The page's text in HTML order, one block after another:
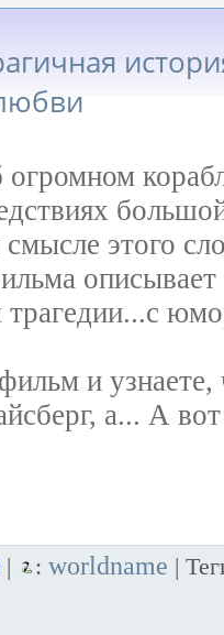
огромном
этого
описывает
и узнаете,
а... А
| : worldname |